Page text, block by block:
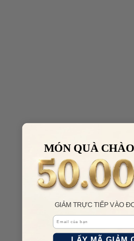
MÓN QUÀ
GIẢM TRỰC TIẾP VÀO
Email